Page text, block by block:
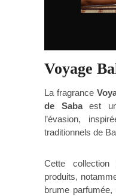
Voyage
La fragrance
de Sabaest
l’évasion,
traditionnels de
Cette
produits,
brume